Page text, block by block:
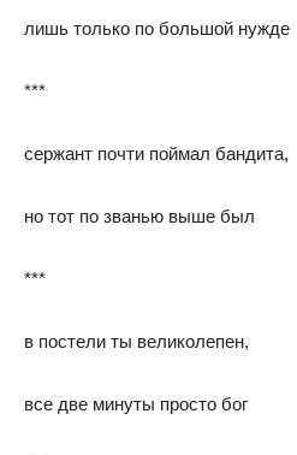
лишь только по большой нужде
***
сержант почти поймал бандита,
но тот по званью выше был
***
в постели ты великолепен,
все две минуты просто бог